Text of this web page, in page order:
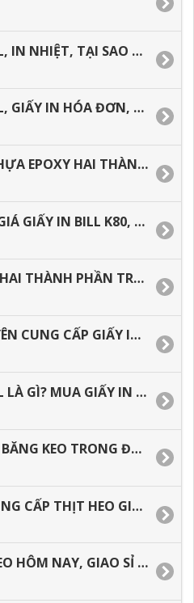
GIẤY IN BILL, IN NHIỆT, TẠI SAO SỬ DỤNG GIẤY IN BILL CHO VIỆC KINH DOANH.
GIẤY IN BILL, GIẤY IN HÓA ĐƠN, ĐỊA CHỈ MUA HÀNG GIÁ RẺ TẠI TP.HCM.
NƠI BÁN NHỰA EPOXY HAI THÀNH PHẦN AB GIÁ RẺ, GIAO HÀNG NHANH.
BẢNG BÁO GIÁ GIẤY IN BILL K80, GIẤY IN NHIỆT GIÁ RẺ
KEO EPOXY HAI THÀNH PHẦN TRONG SUỐT, BẢNG BÁO GIÁ.
SHOP CHUYÊN CUNG CẤP GIẤY IN BIL, GIẤY IN NHIỆT CHẤT LƯỢNG GIÁ RẺ.
GIẤY IN BILL LÀ GÌ? MUA GIẤY IN NHIỆT Ở ĐÂU GIÁ RẺ.
PHÂN PHỐI BĂNG KEO TRONG ĐỤC ĐỂ GÓI HÀNG HÓA.
CHUYÊN CUNG CẤP THỊT HEO GIÁ SỈ TẠI HỒ CHÍ MINH
GIÁ THỊT HEO HÔM NAY, GIAO SỈ TẬN NƠI TẠI HỒ CHÍ MINH.